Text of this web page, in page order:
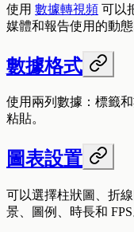
使用 數據轉視頻 可以
媒體和報告使用的動態
數據格式
使用兩列數據：標籤
粘貼。
圖表設置
可以選擇柱狀圖、折
景、圖例、時長和 FPS